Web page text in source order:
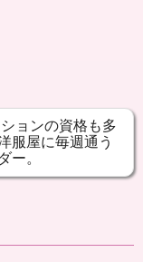
ョンの資格も多
服屋に毎週通う
ー。